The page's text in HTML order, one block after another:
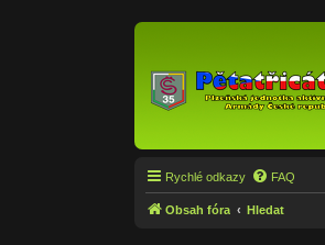
Rychlé odkazy FAQ
Obsah fóra Hledat